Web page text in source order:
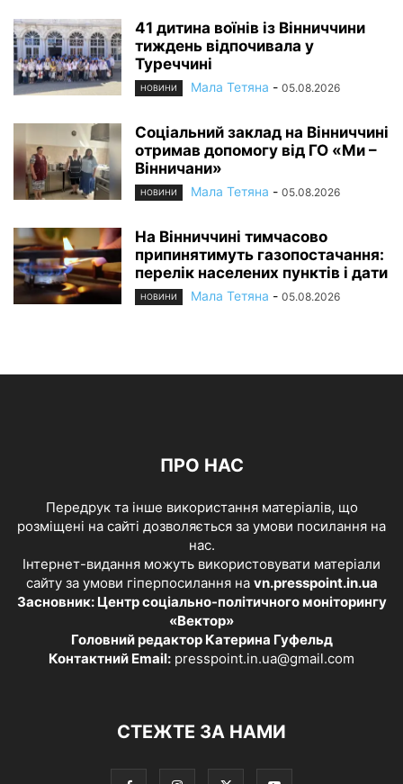
41 дитина воїнів із Вінниччини
тиждень відпочивала у
Туреччині
НОВИНИ Мала Тетяна - 05.08.2026
Соціальний заклад на Вінниччині
отримав допомогу від ГО «Ми –
Вінничани»
НОВИНИ Мала Тетяна - 05.08.2026
На Вінниччині тимчасово
припинятимуть газопостачання:
перелік населених пунктів і дати
НОВИНИ Мала Тетяна - 05.08.2026
ПРО НАС
Передрук та інше використання матеріалів, що
розміщені на сайті дозволяється за умови посилання на
нас.
Інтернет-видання можуть використовувати матеріали
сайту за умови гіперпосилання на vn.presspoint.in.ua
Засновник: Центр соціально-політичного моніторингу
«Вектор»
Головний редактор Катерина Гуфельд
Контактний Email: presspoint.in.ua@gmail.com
СТЕЖТЕ ЗА НАМИ